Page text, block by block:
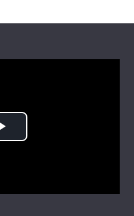
Play